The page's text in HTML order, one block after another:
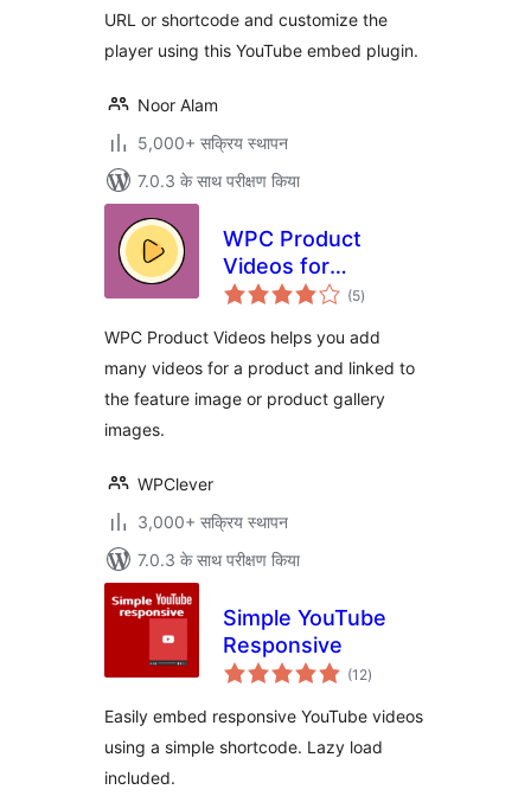
URL or shortcode and customize the
player using this YouTube embed plugin.
Noor Alam
5,000+ सक्रिय स्थापन
7.0.3 के साथ परीक्षण किया
WPC Product
Videos for
WooCommerce
(5कुल
दर)
WPC Product Videos helps you add
many videos for a product and linked to
the feature image or product gallery
images.
WPClever
3,000+ सक्रिय स्थापन
7.0.3 के साथ परीक्षण किया
Simple YouTube
Responsive
(12कुल
दर)
Easily embed responsive YouTube videos
using a simple shortcode. Lazy load
included.